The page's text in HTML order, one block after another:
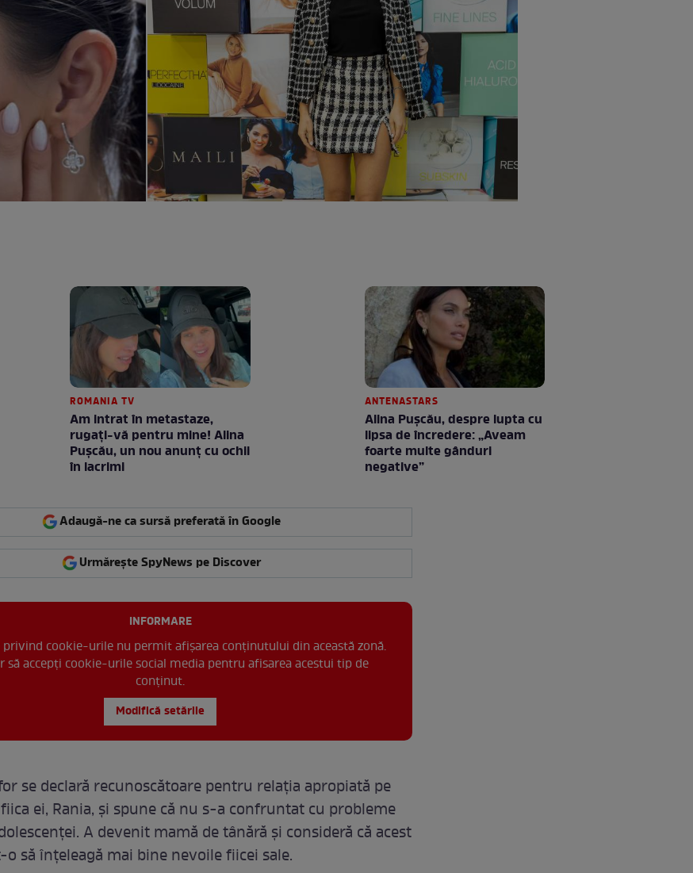
ROMANIA TV
Am intrat în metastaze,
rugaţi-vă pentru mine! Alina
Puşcău, un nou anunţ cu ochii
în lacrimi
ANTENASTARS
Alina Pușcău, despre lupta cu
lipsa de încredere: „Aveam
foarte multe gânduri
negative”
Adaugă-ne ca sursă preferată în Google
Urmărește SpyNews pe Discover
INFORMARE
privind cookie-urile nu permit afișarea conținutului din această zonă.
să accepți cookie-urile social media pentru afisarea acestui tip de
conținut.
Modifică setările
se declară recunoscătoare pentru relația apropiată pe
ei, Rania, și spune că nu s-a confruntat cu probleme
A devenit mamă de tânără și consideră că acest
să înțeleagă mai bine nevoile fiicei sale.